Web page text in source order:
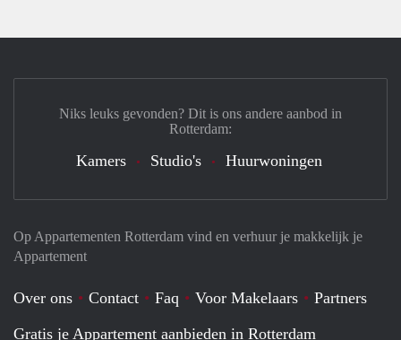
Op Appartementen Rotterdam vind en verhuur je makkelijk je
Appartement
Over ons Contact Faq Voor Makelaars
Partners
Gratis je Appartement aanbieden in Rotterdam
Niks leuks gevonden? Dit is ons andere aanbod in
Rotterdam:
Kamers Studio's Huurwoningen